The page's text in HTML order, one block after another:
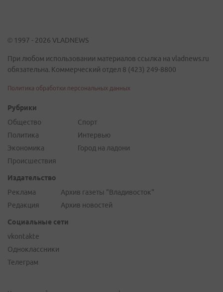
© 1997 - 2026 VLADNEWS
При любом использовании материалов ссылка на vladnews.ru
обязательна. Коммерческий отдел 8 (423) 249-8800
Политика обработки персональных данных
Рубрики
Общество
Политика
Экономика
Происшествия
Спорт
Интервью
Город на ладони
Издательство
Реклама
Редакция
Архив газеты "Владивосток"
Архив новостей
Социальные сети
vkontakte
Одноклассники
Телеграм